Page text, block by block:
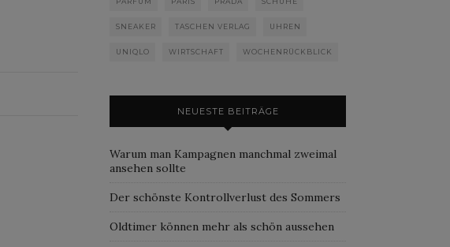
SNEAKER TASCHEN VERLAG UHREN
UNIQLO WIRTSCHAFT WOCHENRÜCKBLICK
NEUESTE BEITRÄGE
Warum man Kampagnen manchmal zweimal
ansehen sollte
Der schönste Kontrollverlust des Sommers
Oldtimer können mehr als schön aussehen